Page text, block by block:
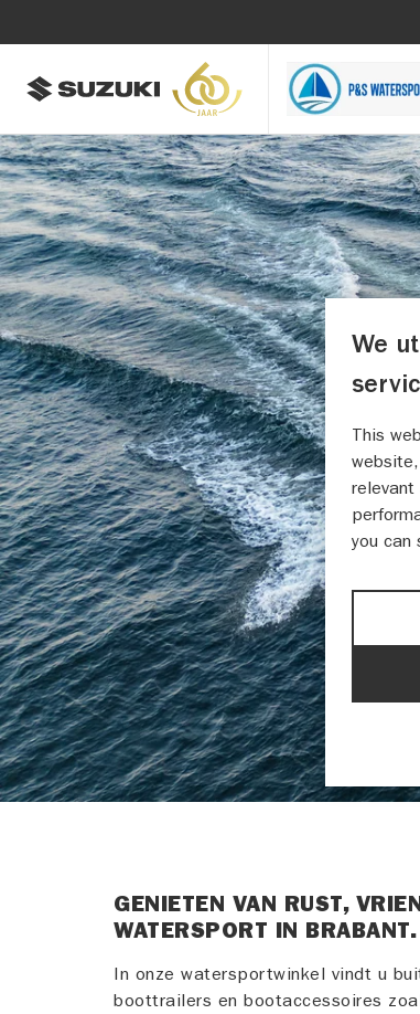
GENIETEN VAN RUST,
WATERSPORT IN BRABANT.
In onze watersportwinkel vindt u
boottrailers en bootaccessoires
We
This
you can